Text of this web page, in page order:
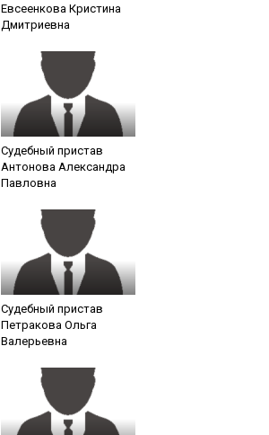
Евсеенкова Кристина
Дмитриевна
Судебный пристав
Антонова Александра
Павловна
Судебный пристав
Петракова Ольга
Валерьевна